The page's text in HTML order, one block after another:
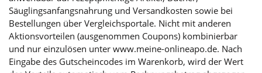
Säuglingsanfangsnahrung und Versandkosten sowie bei
Bestellungen über Vergleichsportale. Nicht mit anderen
Aktionsvorteilen (ausgenommen Coupons) kombinierbar
und nur einzulösen unter www.meine-onlineapo.de. Nach
Eingabe des Gutscheincodes im Warenkorb, wird der Wert